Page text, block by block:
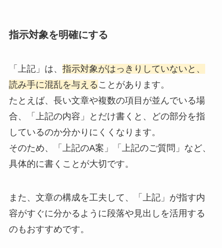
指示対象を明確にする
「上記」は、 指示対象がはっきりしていないと、
読み手に混乱を与える ことがあります。
たとえば、長い文章や複数の項目が並んでいる場
合、「上記の内容」とだけ書くと、どの部分を指
しているのか分かりにくくなります。
そのため、「上記のA案」「上記のご質問」など、
具体的に書くことが大切です。
また、文章の構成を工夫して、「上記」が指す内
容がすぐに分かるように段落や見出しを活用する
のもおすすめです。